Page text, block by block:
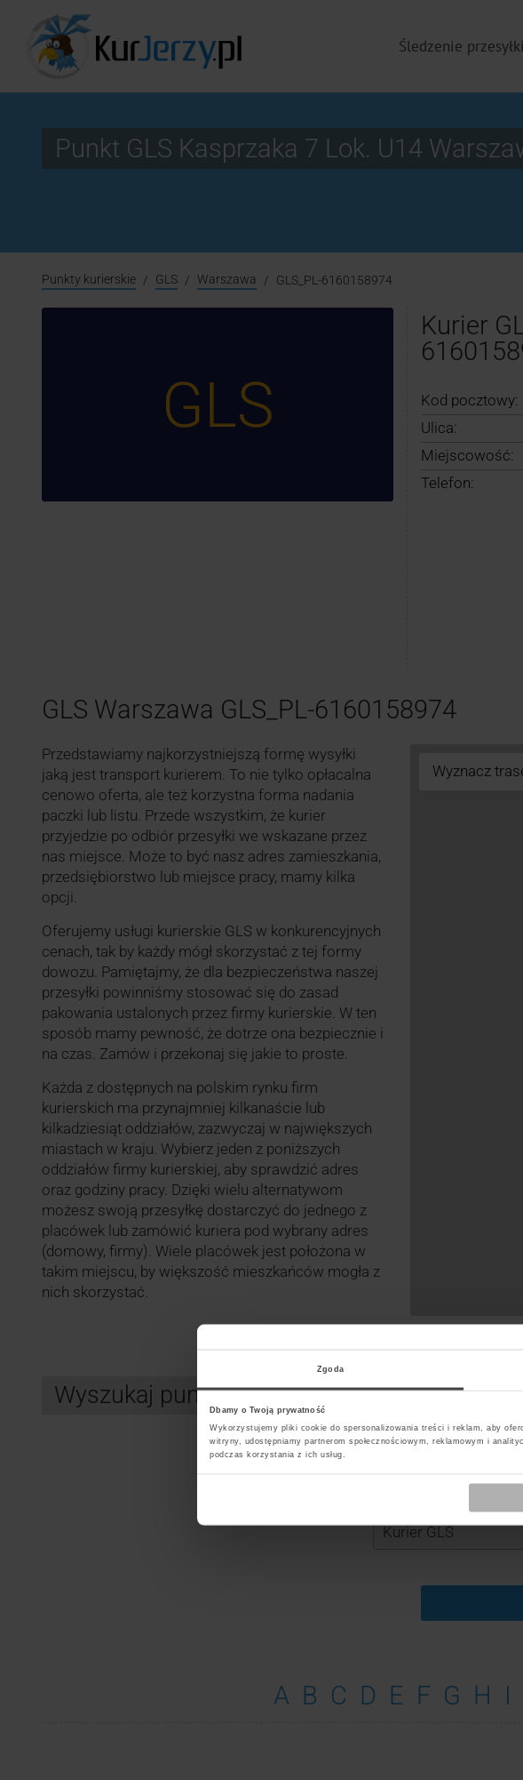
Zgoda
Dbamy o Twoją prywatność
Wykorzystujemy pliki cookie do spersonalizowania treści i reklam, aby
witryny, udostępniamy partnerom społecznościowym, reklamowym i
podczas korzystania z ich usług.
Śledzenie przesyłki
Punkt GLS Kasprzaka 7 Lok. U14
Punkty kurierskie GLS Warszawa GLS_PL-6160158974
GLS
Kurier
Kod pocztowy:
Ulica:
Miejscowość:
Telefon:
GLS Warszawa GLS_PL-6160158974
Przedstawiamy najkorzystniejszą formę wysyłki
jaką jest transport kurierem. To nie tylko opłacalna
cenowo oferta, ale też korzystna forma nadania
paczki lub listu. Przede wszystkim, że kurier
przyjedzie po odbiór przesyłki we wskazane przez
nas miejsce. Może to być nasz adres zamieszkania,
przedsiębiorstwo lub miejsce pracy, mamy kilka
opcji.
Oferujemy usługi kurierskie GLS w konkurencyjnych
cenach, tak by każdy mógł skorzystać z tej formy
dowozu. Pamiętajmy, że dla bezpieczeństwa naszej
przesyłki powinniśmy stosować się do zasad
pakowania ustalonych przez firmy kurierskie. W ten
sposób mamy pewność, że dotrze ona bezpiecznie i
na czas. Zamów i przekonaj się jakie to proste.
Każda z dostępnych na polskim rynku firm
kurierskich ma przynajmniej kilkanaście lub
kilkadziesiąt oddziałów, zazwyczaj w największych
miastach w kraju. Wybierz jeden z poniższych
oddziałów firmy kurierskiej, aby sprawdzić adres
oraz godziny pracy. Dzięki wielu alternatywom
możesz swoją przesyłkę dostarczyć do jednego z
placówek lub zamówić kuriera pod wybrany adres
(domowy, firmy). Wiele placówek jest położona w
takim miejscu, by większość mieszkańców mogła z
nich skorzystać.
Wyznacz
Wyszukaj punkt kurierski GLS
A B C D E F G H I